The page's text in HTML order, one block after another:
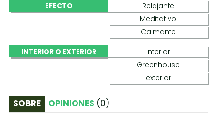
EFECTO
Relajante
Meditativo
Calmante
INTERIOR O EXTERIOR
Interior
Greenhouse
exterior
SOBRE OPINIONES (0)